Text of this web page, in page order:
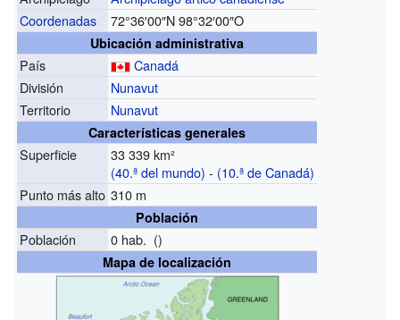
Coordenadas
72°36′00″N98°32′00″O
Ubicación administrativa
País
Canadá
División
Nunavut
Territorio
Nunavut
Características generales
Superficie
33 339 km²
(40.ª del mundo) - (10.ª de Canadá)
Punto más alto 310 m
Población
Población 0 hab. ()
Mapa de localización